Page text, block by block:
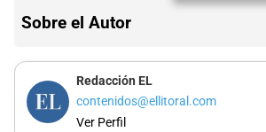
Sobre el Autor
Redacción EL
contenidos@ellitoral.com
Ver Perfil